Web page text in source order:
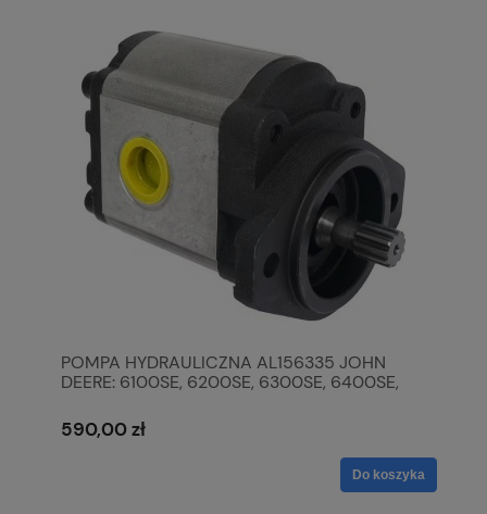
POMPA HYDRAULICZNA AL156335 JOHN
DEERE: 6100SE, 6200SE, 6300SE, 6400SE,
590,00 zł
Do koszyka